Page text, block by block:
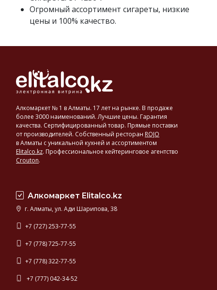
быть
с фильтром или
Огромный ассортимент сигареты, низкие
цены и 100% качество.
Алкомаркет № 1 в Алматы. 17 лет на рынке. В продаже
более 3000 наименований. Лучшие цены. Гарантия
качества. Сертифицированный товар. Прямые поставки
от производителей. Собственный ресторан ROJO
в Алматы с уникальной кухней и ассортиментом
Elitalco.kz. Профессиональное кейтеринговое агентство
Crouton.
Алкомаркет Elitalco.kz
г. Алматы, ул. Ади Шарипова, 38
+7 (727) 253-77-55
+7 (778) 725-77-55
+7 (778) 322-77-55
+7 (777) 042-34-52